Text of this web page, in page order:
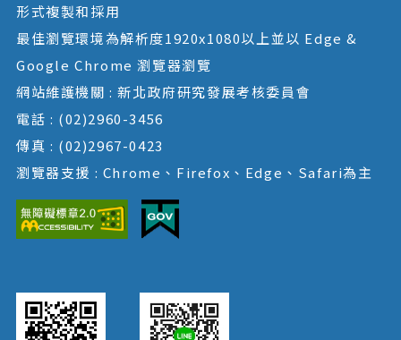
形式複製和採用
最佳瀏覽環境為解析度1920x1080以上並以 Edge &
Google Chrome 瀏覽器瀏覽
網站維護機關 : 新北政府研究發展考核委員會
電話 : (02)2960-3456
傳真 : (02)2967-0423
瀏覽器支援 : Chrome、Firefox、Edge、Safari為主